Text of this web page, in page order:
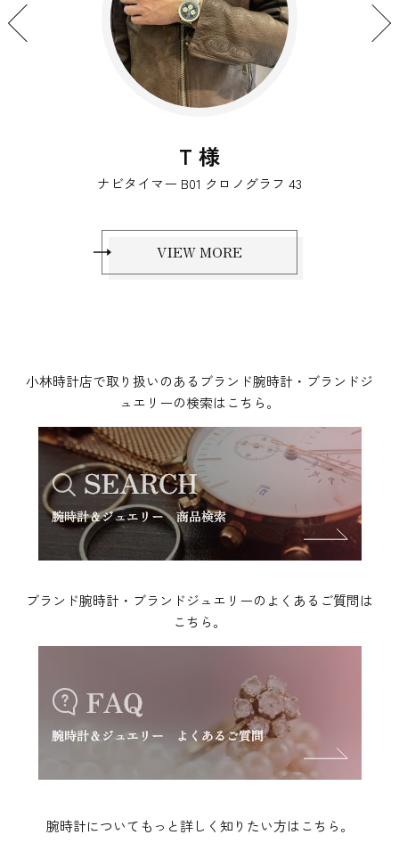
N 様
スーパークロノマット B01 44 ジャパン エデ
VIEW MORE
小林時計店で取り扱いのあるブランド腕時計・ブランドジ
ュエリーの検索はこちら。
ブランド腕時計・ブランドジュエリーのよくあるご質問は
こちら。